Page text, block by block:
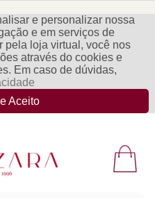
e personalizar nossa
e em serviços de
pela loja virtual, você nos
através do cookies e
Em caso de dúvidas,
Aceito